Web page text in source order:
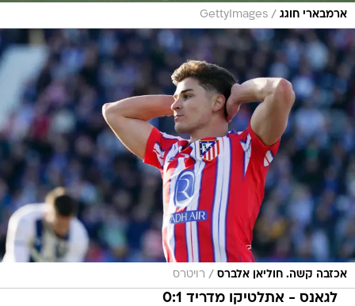
ארמבארי חוגג /
GettyImages
אכזבה קשה. חוליאן אלברס / רויטרס
לגאנס - אתלטיקו מדריד 0:1